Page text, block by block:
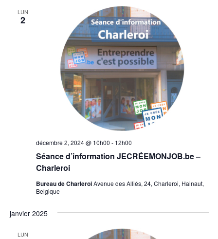
LUN
2
Séance d’information JECRÉEMONJOB.be –
Charleroi
décembre 2, 2024 @ 10h00 - 12h00
Bureau de CharleroiAvenue des Alliés, 24, Charleroi, Hainaut,
Belgique
janvier 2025
LUN